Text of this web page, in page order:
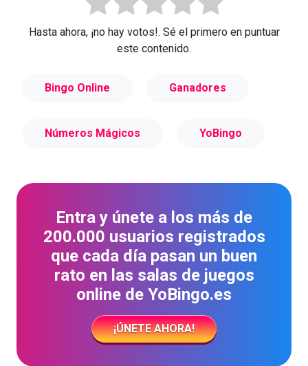
Hasta ahora, ¡no hay votos!. Sé el primero en puntuar
este contenido.
Bingo Online Ganadores
Números Mágicos YoBingo
Entra y únete a los más de
200.000 usuarios registrados
que cada día pasan un buen
rato en las salas de juegos
online de YoBingo.es
¡ÚNETE AHORA!